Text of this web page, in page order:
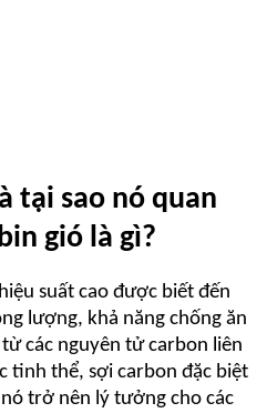
tại sao nó quan
gió là gì?
suất cao được biết đến
lượng, khả năng chống ăn
các nguyên tử carbon liên
tinh thể, sợi carbon đặc biệt
trở nên lý tưởng cho các